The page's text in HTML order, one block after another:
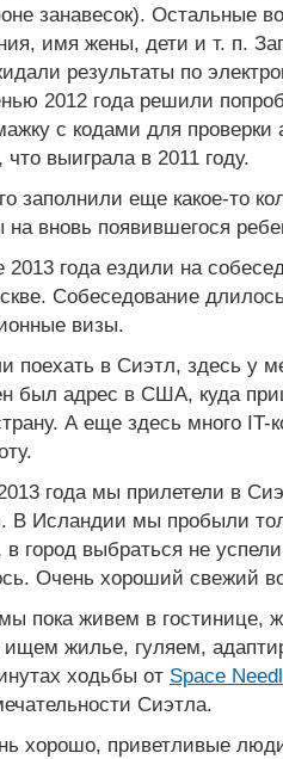
занавесок). Остальные
имя жены, дети и т. п.
результаты по
2012 года решили
с кодами для проверки
что выиграла в 2011 году.
заполнили еще какое-то
на вновь появившегося
года ездили на
Собеседование
визы.
поехать в Сиэтл, здесь у
был адрес в США, куда
А еще здесь много IT-
года мы прилетели в
В Исландии мы пробыли
в город выбраться не
Очень хороший свежий
пока живем в гостинице,
жилье, гуляем,
ходьбы от Space
Сиэтла.
хорошо, приветливые